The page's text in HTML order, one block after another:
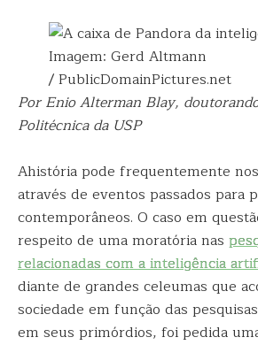
Imagem: Gerd Altmann
/ PublicDomainPictures.net
Por Enio Alterman Blay,
Politécnica da USP
Ahistória pode frequentemente
através de eventos passados para
contemporâneos. O caso em
respeito de uma moratória nas
relacionadas com a inteligência
diante de grandes celeumas que
sociedade em função das
em seus primórdios, foi pedida